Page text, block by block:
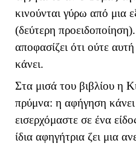
κινούνται γύρω από μια
(δεύτερη
αποφασίζει ότι ούτε
κάνει.
Στα μισά του βιβλίου η
πρύμνα: η αφήγηση
εισερχόμαστε σε ένα
ίδια αφηγήτρια ζει μια